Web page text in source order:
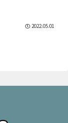
2022.05.01